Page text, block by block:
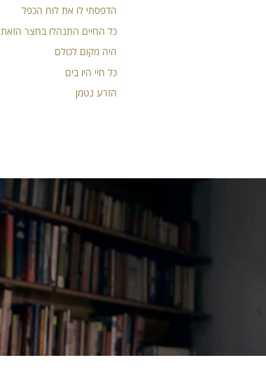
הדפסתי לו את לוח הכפל
כל החיים התנהלו בחצר הזאת
היה מקום לכולם
כל חיי היו בים
הזרע נטמן